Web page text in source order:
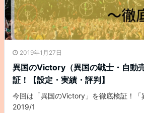
2019年1月27日
異国のVictory（異国の戦士・自動
証！【設定・実績・評判】
今回は「異国のVictory」を徹底検証！
2019/1